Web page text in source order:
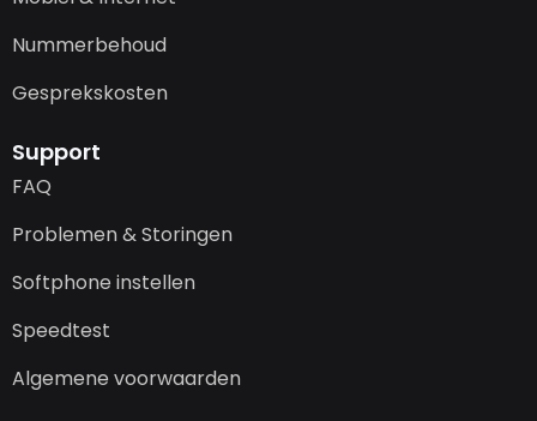
Nummerbehoud
Gesprekskosten
Support
FAQ
Problemen & Storingen
Softphone instellen
Speedtest
Algemene voorwaarden